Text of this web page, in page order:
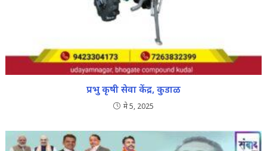
प्रभु कृषी सेवा केंद्र, कुडाळ
मे 5, 2025